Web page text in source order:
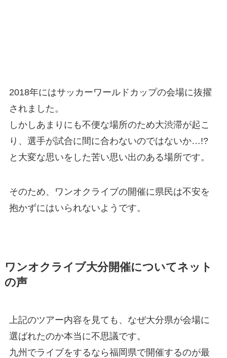
2018年にはサッカーワールドカップの会場に抜擢
されました。
しかしあまりにも不便な場所のため大渋滞が起こ
り、選手が試合に間に合わないのではないか…!?
と大変な思いをした苦い思い出のある場所です。
そのため、ワンオクライブの開催に県民は不安を
抱かずにはいられないようです。
ワンオクライブ大分開催についてネット
の声
上記のツアー内容を見ても、なぜ大分県が会場に
選ばれたのか本当に不思議です。
九州でライブをするなら福岡県で開催するのが最